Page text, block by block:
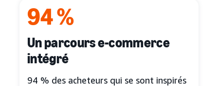
94 %
Un parcours e-commerce
intégré
94 % des acheteurs qui se sont inspirés